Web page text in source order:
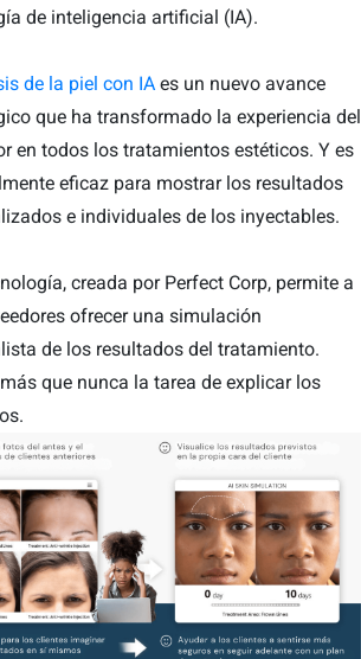
de inteligencia artificial (IA).
de la piel con IAes un nuevo avance
que ha transformado la experiencia del
en todos los tratamientos estéticos. Y es
eficaz para mostrar los resultados
e individuales de los inyectables.
creada por Perfect Corp, permite a
ofrecer una simulación
de los resultados del tratamiento.
que nunca la tarea de explicar los